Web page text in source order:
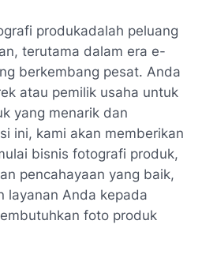
produkadalah peluang
terutama dalam era e-
berkembang pesat. Anda
atau pemilik usaha untuk
yang menarik dan
ini, kami akan memberikan
bisnis fotografi produk,
pencahayaan yang baik,
layanan Anda kepada
foto produk